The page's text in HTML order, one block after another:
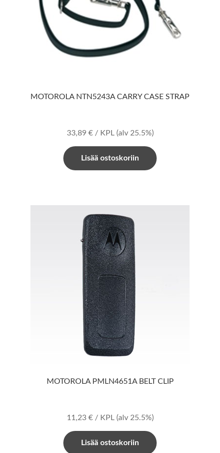
MOTOROLA NTN5243A CARRY CASE STRAP
33,89 €/ KPL (alv 25.5%)
Lisää ostoskoriin
MOTOROLA PMLN4651A BELT CLIP
11,23 €/ KPL (alv 25.5%)
Lisää ostoskoriin